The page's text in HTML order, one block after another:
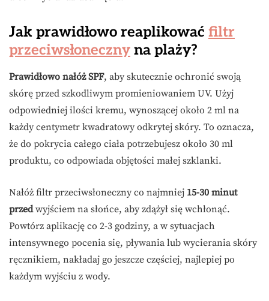
Jak prawidłowo reaplikować filtr
przeciwsłoneczny na plaży?
Prawidłowo nałóż SPF, aby skutecznie ochronić swoją
skórę przed szkodliwym promieniowaniem UV. Użyj
odpowiedniej ilości kremu, wynoszącej około 2 ml na
każdy centymetr kwadratowy odkrytej skóry. To oznacza,
że do pokrycia całego ciała potrzebujesz około 30 ml
produktu, co odpowiada objętości małej szklanki.
Nałóż filtr przeciwsłoneczny co najmniej 15-30 minut
przedwyjściem na słońce, aby zdążył się wchłonąć.
Powtórz aplikację co 2-3 godziny, a w sytuacjach
intensywnego pocenia się, pływania lub wycierania skóry
ręcznikiem, nakładaj go jeszcze częściej, najlepiej po
każdym wyjściu z wody.